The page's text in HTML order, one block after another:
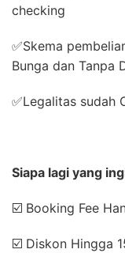
checking
✅Skema
Bunga dan Tanpa
✅Legalitas sudah
Siapa lagi yang
☑️ Booking Fee
☑️ Diskon Hingga